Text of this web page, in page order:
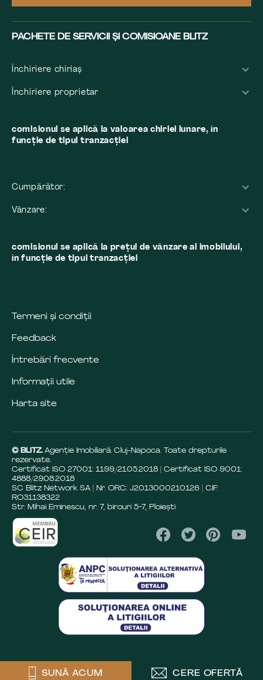
SUNĂ ACUM CERE OFERTĂ
PACHETE DE SERVICII ȘI COMISIOANE BLITZ
Închiriere chiriaș
Închiriere proprietar
comisionul se aplică la valoarea chiriei lunare, în
funcție de tipul tranzacției
Cumpărător:
Vânzare:
comisionul se aplică la preţul de vânzare al imobilului,
în funcţie de tipul tranzacţiei
Termeni și condiții
Feedback
Întrebări frecvente
Informații utile
Harta site
© BLITZ. Agenție Imobiliară Cluj-Napoca. Toate drepturile
rezervate.
Certificat ISO 27001: 1199/21.05.2018 | Certificat ISO 9001:
4888/29.08.2018
SC Blitz Network SA | Nr. ORC: J2013000210126 | CIF:
RO31138322
Str. Mihai Eminescu, nr. 7, birouri 5-7, Ploiești